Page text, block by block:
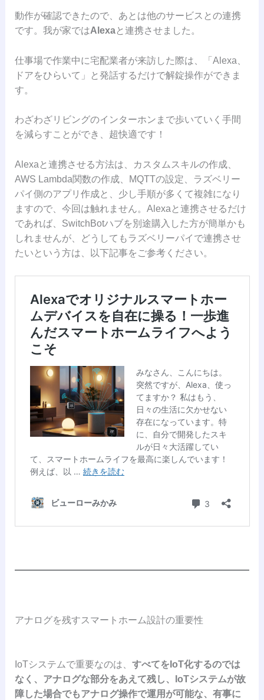
動作が確認できたので、あとは他のサービスとの連携
です。我が家ではAlexaと連携させました。
仕事場で作業中に宅配業者が来訪した際は、「Alexa、
ドアをひらいて」と発話するだけで解錠操作ができま
す。
わざわざリビングのインターホンまで歩いていく手間
を減らすことができ、超快適です！
Alexaと連携させる方法は、カスタムスキルの作成、
AWS Lambda関数の作成、MQTTの設定、ラズベリー
パイ側のアプリ作成と、少し手順が多くて複雑になり
ますので、今回は触れません。Alexaと連携させるだけ
であれば、SwitchBotハブを別途購入した方が簡単かも
しれませんが、どうしてもラズベリーパイで連携させ
たいという方は、以下記事をご参考ください。
アナログを残すスマートホーム設計の重要性
IoTシステムで重要なのは、 すべてをIoT化するのでは
なく、アナログな部分をあえて残し、IoTシステムが故
障した場合でもアナログ操作で運用が可能な、有事に